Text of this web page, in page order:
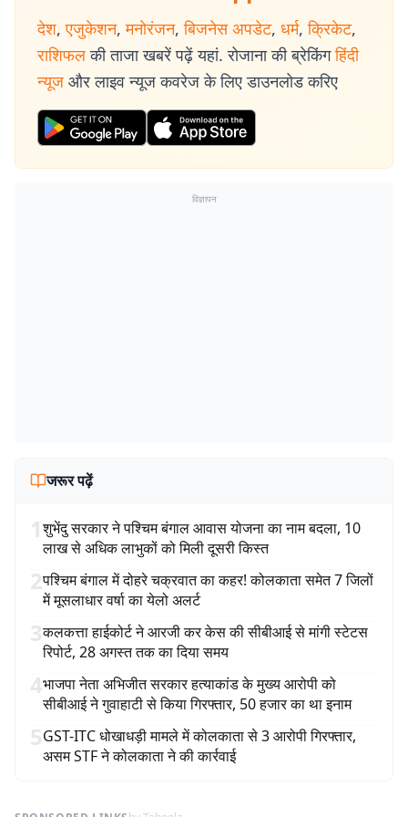
देश, एजुकेशन, मनोरंजन, बिजनेस अपडेट, धर्म, क्रिकेट,
राशिफल की ताजा खबरें पढ़ें यहां. रोजाना की ब्रेकिंग हिंदी
न्यूज और लाइव न्यूज कवरेज के लिए डाउनलोड करिए
विज्ञापन
जरूर पढ़ें
1शुभेंदु सरकार ने पश्चिम बंगाल आवास योजना का नाम बदला, 10
लाख से अधिक लाभुकों को मिली दूसरी किस्त
2पश्चिम बंगाल में दोहरे चक्रवात का कहर! कोलकाता समेत 7 जिलों
में मूसलाधार वर्षा का येलो अलर्ट
3कलकत्ता हाईकोर्ट ने आरजी कर केस की सीबीआई से मांगी स्टेटस
रिपोर्ट, 28 अगस्त तक का दिया समय
4भाजपा नेता अभिजीत सरकार हत्याकांड के मुख्य आरोपी को
सीबीआई ने गुवाहाटी से किया गिरफ्तार, 50 हजार का था इनाम
5GST-ITC धोखाधड़ी मामले में कोलकाता से 3 आरोपी गिरफ्तार,
असम STF ने कोलकाता ने की कार्रवाई